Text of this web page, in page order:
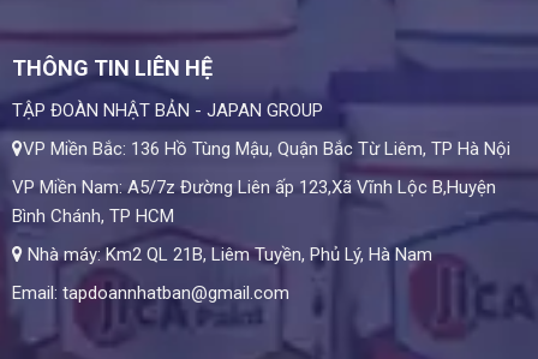
THÔNG TIN LIÊN HỆ
TẬP ĐOÀN NHẬT BẢN - JAPAN GROUP
VP Miền Bắc: 136 Hồ Tùng Mậu, Quận Bắc Từ Liêm, TP Hà Nội
VP Miền Nam: A5/7z Đường Liên ấp 123,Xã Vĩnh Lộc B,Huyện
Bình Chánh, TP HCM
Nhà máy: Km2 QL 21B, Liêm Tuyền, Phủ Lý, Hà Nam
Email: tapdoannhatban@gmail.com